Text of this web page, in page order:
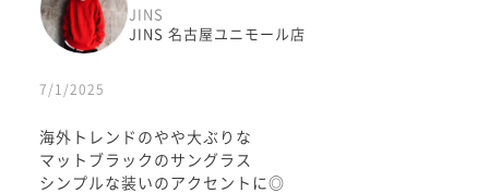
JINS
JINS 名古屋ユニモール店
7/1/2025
海外トレンドのやや大ぶりな
マットブラックのサングラス
シンプルな装いのアクセントに◎